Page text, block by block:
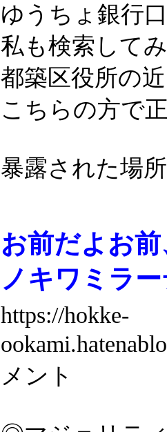
ゆうちょ銀行
私も検索して
都築区役所の
こちらの方で
暴露された場
お前だよお
ノキワミラ
https://hokke-
メント